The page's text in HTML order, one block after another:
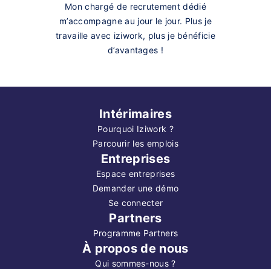
Mon chargé de recrutement dédié
m’accompagne au jour le jour. Plus je
travaille avec iziwork, plus je bénéficie
d’avantages !
Intérimaires
Pourquoi Iziwork ?
Parcourir les emplois
Entreprises
Espace entreprises
Demander une démo
Se connecter
Partners
Programme Partners
À propos de nous
Qui sommes-nous ?